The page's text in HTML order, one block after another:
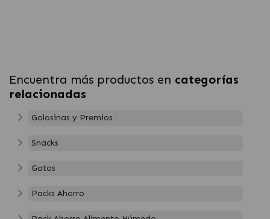
Encuentra más productos en categorías
relacionadas
Golosinas y Premios
Snacks
Gatos
Packs Ahorro